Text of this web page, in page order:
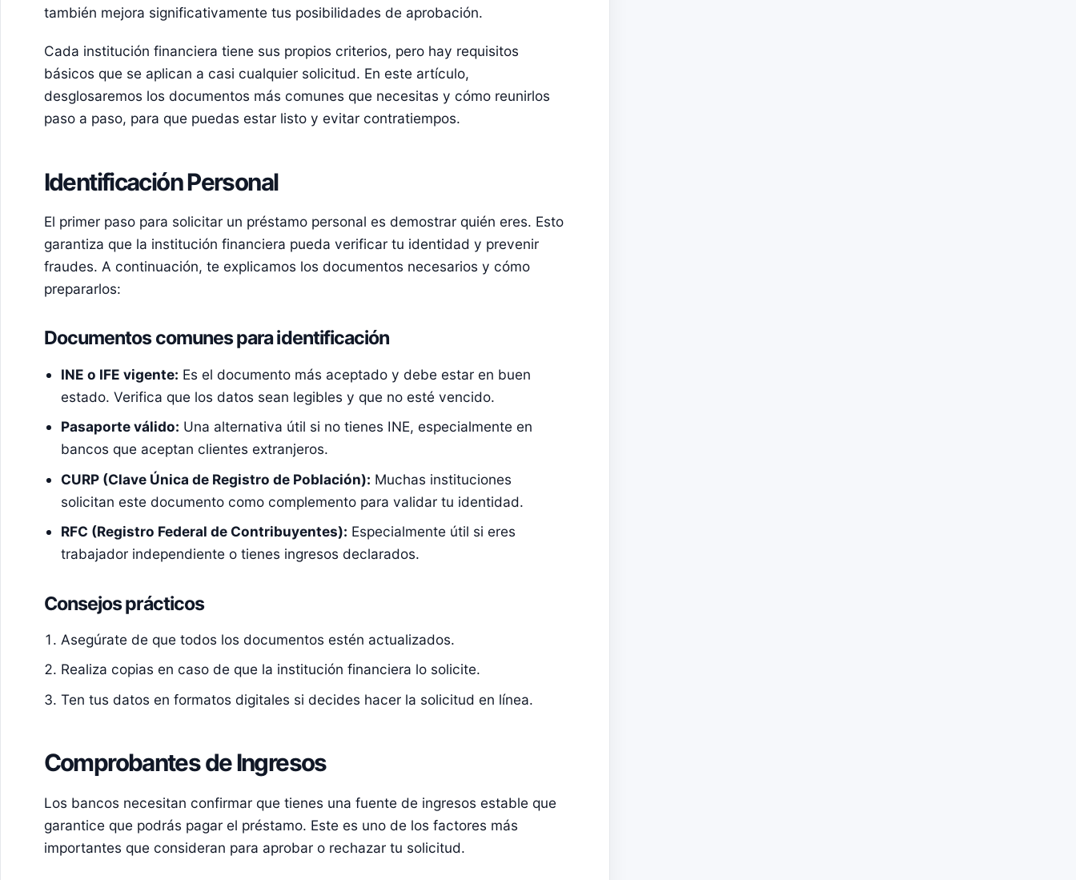
también mejora significativamente tus posibilidades de aprobación.
Cada institución financiera tiene sus propios criterios, pero hay requisitos
básicos que se aplican a casi cualquier solicitud. En este artículo,
desglosaremos los documentos más comunes que necesitas y cómo reunirlos
paso a paso, para que puedas estar listo y evitar contratiempos.
Identificación Personal
El primer paso para solicitar un préstamo personal es demostrar quién eres. Esto
garantiza que la institución financiera pueda verificar tu identidad y prevenir
fraudes. A continuación, te explicamos los documentos necesarios y cómo
prepararlos:
Documentos comunes para identificación
INE o IFE vigente: Es el documento más aceptado y debe estar en buen
estado. Verifica que los datos sean legibles y que no esté vencido.
Pasaporte válido: Una alternativa útil si no tienes INE, especialmente en
bancos que aceptan clientes extranjeros.
CURP (Clave Única de Registro de Población): Muchas instituciones
solicitan este documento como complemento para validar tu identidad.
RFC (Registro Federal de Contribuyentes): Especialmente útil si eres
trabajador independiente o tienes ingresos declarados.
Consejos prácticos
Asegúrate de que todos los documentos estén actualizados.
Realiza copias en caso de que la institución financiera lo solicite.
Ten tus datos en formatos digitales si decides hacer la solicitud en línea.
Comprobantes de Ingresos
Los bancos necesitan confirmar que tienes una fuente de ingresos estable que
garantice que podrás pagar el préstamo. Este es uno de los factores más
importantes que consideran para aprobar o rechazar tu solicitud.